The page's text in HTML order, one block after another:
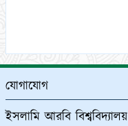
যোগাযোগ
ইসলামি আরবি বিশ্ববিদ্যালয়